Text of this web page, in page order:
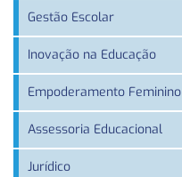
Gestão Escolar
Inovação na Educação
Empoderamento Feminino
Assessoria Educacional
Jurídico